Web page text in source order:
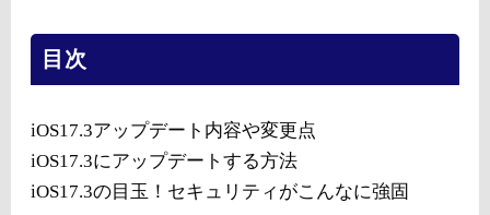
目次
iOS17.3アップデート内容や変更点
iOS17.3にアップデートする方法
iOS17.3の目玉！セキュリティがこんなに強固